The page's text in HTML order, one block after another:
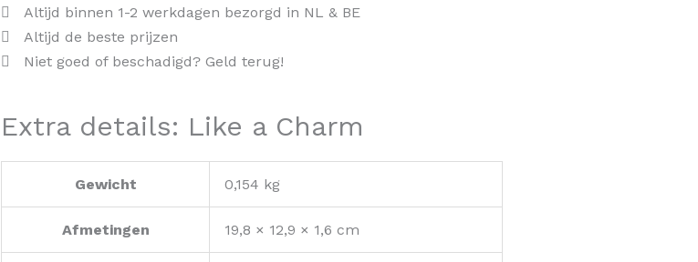
Altijd binnen 1-2 werkdagen bezorgd in NL & BE
Altijd de beste prijzen
Niet goed of beschadigd? Geld terug!
Extra details: Like a Charm
Gewicht 0,154 kg
Afmetingen 19,8 × 12,9 × 1,6 cm